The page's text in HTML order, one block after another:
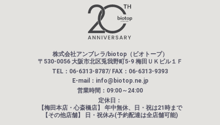
株式会社アンブレラ/biotop（ビオトープ）
〒530-0056 大阪市北区兎我野町5-9 梅田ＵＫビル１Ｆ
TEL：06-6313-8787/ FAX：06-6313-9393
E-mail：info@biotop.ne.jp
営業時間：09:00～24:00
定休日：
【梅田本店・心斎橋店】 年中無休、日・祝は21時まで
【その他店舗】
日・祝休み(予約配達は全店舗可能)